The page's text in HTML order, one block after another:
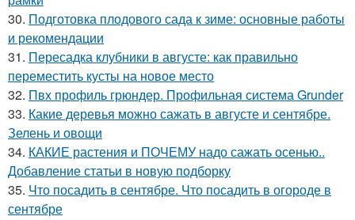
30. Подготовка плодового сада к зиме: основные работы
и рекомендации
31. Пересадка клубники в августе: как правильно
переместить кусты на новое место
32. Пвх профиль грюндер. Профильная система Grunder
33. Какие деревья можно сажать в августе и сентябре.
Зелень и овощи
34. КАКИЕ растения и ПОЧЕМУ надо сажать осенью..
Добавление статьи в новую подборку
35. Что посадить в сентябре. Что посадить в огороде в
сентябре